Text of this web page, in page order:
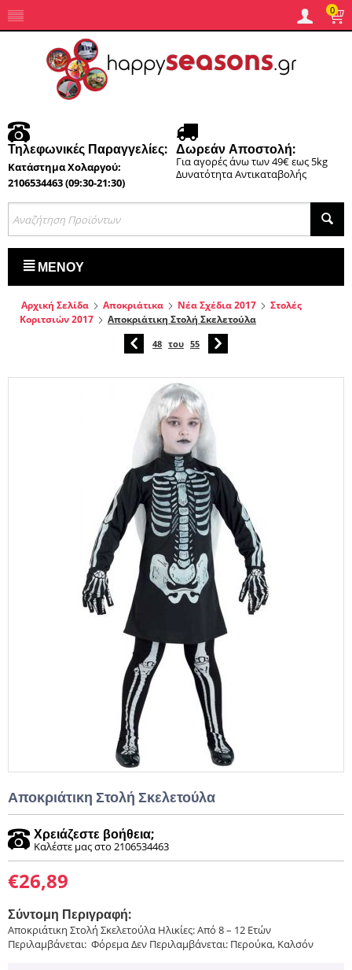
0
Τηλεφωνικές Παραγγελίες:
Κατάστημα Χολαργού:
2106534463 (09:30-21:30)
Δωρεάν Αποστολή:
Για αγορές άνω των 49€ εως 5kg
Δυνατότητα Αντικαταβολής
ΜΕΝΟΎ
Αρχική Σελίδα Αποκριάτικα Νέα Σχέδια 2017
Στολές
Κοριτσιών 2017
Αποκριάτικη Στολή Σκελετούλα
48 του 55
Αποκριάτικη Στολή Σκελετούλα
Χρειάζεστε βοήθεια;
Καλέστε μας στο 2106534463
€26,89
Σύντομη Περιγραφή:
Αποκριάτικη Στολή Σκελετούλα Ηλικίες: Από 8 – 12 Ετών
Περιλαμβάνεται: Φόρεμα Δεν Περιλαμβάνεται: Περούκα, Καλσόν